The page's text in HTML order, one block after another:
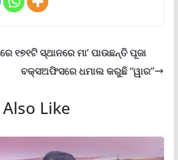
୧୭୧ଟି ସ୍ଥାନରେ ମା’ ପାଉଛନ୍ତି ପୂଜା
ବକ୍ସଅଫିସରେ ଧମାଲ କରୁଛି “ୱାର”
Like